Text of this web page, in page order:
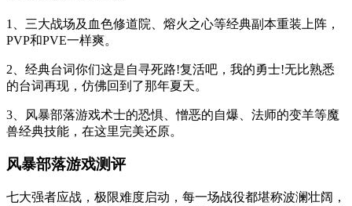
1、三大战场及血色修道院、熔火之心等经典副本重装上阵，
PVP和PVE一样爽。
2、经典台词你们这是自寻死路!复活吧，我的勇士!无比熟悉
的台词再现，仿佛回到了那年夏天。
3、风暴部落游戏术士的恐惧、憎恶的自爆、法师的变羊等魔
兽经典技能，在这里完美还原。
风暴部落游戏测评
七大强者应战，极限难度启动，每一场战役都堪称波澜壮阔，